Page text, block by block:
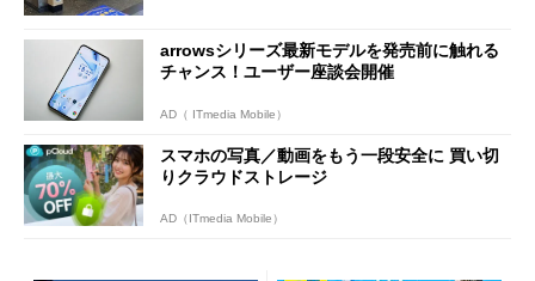
arrowsシリーズ最新モデルを発売前に触れる
チャンス！ユーザー座談会開催
AD（ ITmedia Mobile）
スマホの写真／動画をもう一段安全に 買い切
りクラウドストレージ
AD（ITmedia Mobile）